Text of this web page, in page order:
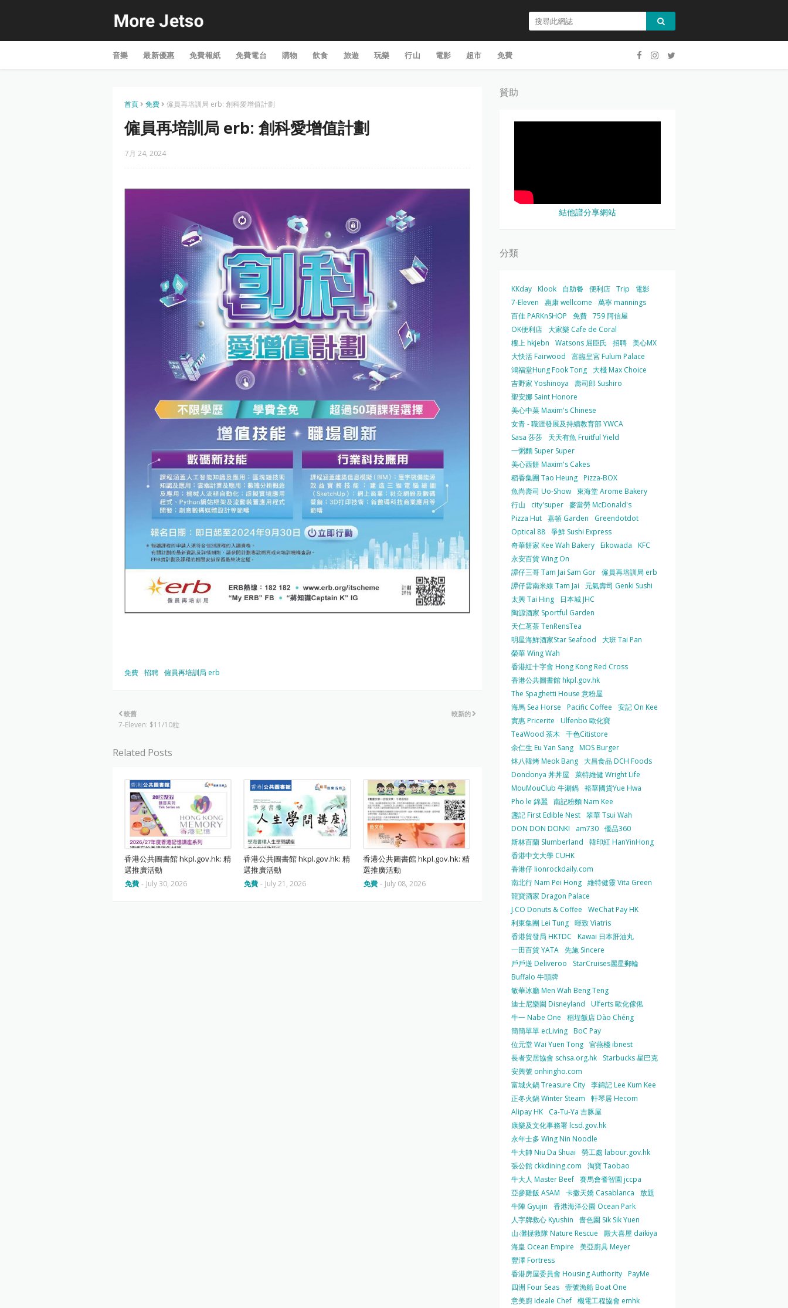
音樂 最新優惠 免費報紙 免費電台 購物 飲食 旅遊 玩樂 行山 電影 超市 免費
首頁 免費 僱員再培訓局 erb: 創科愛增值計劃
僱員再培訓局 erb: 創科愛增值計劃
7月 24, 2024
免費 招聘 僱員再培訓局 erb
較新的
較舊
7-Eleven: $11/10粒
Related Posts
香港公共圖書館 hkpl.gov.hk: 精
選推廣活動
免費 - July 30, 2026
香港公共圖書館 hkpl.gov.hk: 精
選推廣活動
免費 - July 21, 2026
香港公共圖書館 hkpl.gov.hk: 精
選推廣活動
免費 - July 08, 2026
贊助
結他譜分享網站
分類
KKday Klook 自助餐 便利店 Trip
電影
7-Eleven
惠康 wellcome
萬寧 mannings
百佳 PARKnSHOP
免費 759 阿信屋
OK便利店 大家樂 Cafe de Coral
樓上 hkjebn
Watsons 屈臣氏 招聘 美心MX
大快活 Fairwood
富臨皇宮 Fulum Palace
鴻福堂Hung Fook Tong 大棧 Max Choice
吉野家 Yoshinoya
壽司郎 Sushiro
聖安娜 Saint Honore
美心中菜 Maxim's Chinese
女青 - 職涯發展及持續教育部 YWCA
Sasa 莎莎
天天有魚 Fruitful Yield
一粥麵 Super Super
美心西餅 Maxim's Cakes
稻香集團 Tao Heung Pizza-BOX
魚尚壽司 Uo-Show 東海堂 Arome Bakery
行山
city'super 麥當勞 McDonald's
Pizza Hut 嘉頓 Garden
Greendotdot
Optical 88 爭鮮 Sushi Express
奇華餅家 Kee Wah Bakery Eikowada
KFC
永安百貨 Wing On
譚仔三哥 Tam Jai Sam Gor 僱員再培訓局 erb
譚仔雲南米線 Tam Jai
元氣壽司 Genki Sushi
太興 Tai Hing
日本城 JHC
陶源酒家 Sportful Garden
天仁茗茶 TenRensTea
明星海鮮酒家Star Seafood
大班 Tai Pan
榮華 Wing Wah
香港紅十字會 Hong Kong Red Cross
香港公共圖書館 hkpl.gov.hk
The Spaghetti House 意粉屋
海馬 Sea Horse
Pacific Coffee
安記 On Kee
實惠 Pricerite
Ulfenbo 歐化寶
TeaWood 茶木 千色Citistore
余仁生 Eu Yan Sang MOS Burger
炑八韓烤 Meok Bang 大昌食品 DCH Foods
Dondonya 丼丼屋
萊特維健 Wright Life
MouMouClub 牛涮鍋 裕華國貨Yue Hwa
Pho le 錦麗 南記粉麵 Nam Kee
盞記 First Edible Nest 翠華 Tsui Wah
DON DON DONKI
am730 優品360
斯林百蘭 Slumberland
韓印紅 HanYinHong
香港中文大學 CUHK
香港仔 lionrockdaily.com
南北行 Nam Pei Hong 維特健靈 Vita Green
龍寶酒家 Dragon Palace
J.CO Donuts & Coffee
WeChat Pay HK
利東集團 Lei Tung 暉致 Viatris
香港貿發局 HKTDC
Kawai 日本肝油丸
一田百貨 YATA 先施 Sincere
戶戶送 Deliveroo
StarCruises麗星郵輪
Buffalo 牛頭牌
敏華冰廳 Men Wah Beng Teng
迪士尼樂園 Disneyland
Ulferts 歐化傢俬
牛一 Nabe One
稻埕飯店 Dào Chéng
簡簡單單 ecLiving BoC Pay
位元堂 Wai Yuen Tong 官燕棧 ibnest
長者安居協會 schsa.org.hk
Starbucks 星巴克
安興號 onhingho.com
富城火鍋 Treasure City 李錦記 Lee Kum Kee
正冬火鍋 Winter Steam
軒琴居 Hecom
Alipay HK
Ca-Tu-Ya 吉豚屋
康樂及文化事務署 lcsd.gov.hk
永年士多 Wing Nin Noodle
牛大帥 Niu Da Shuai
勞工處 labour.gov.hk
張公館 ckkdining.com
淘寶 Taobao
牛大人 Master Beef 賽馬會耆智園 jccpa
亞參雞飯 ASAM
卡撒天嬌 Casablanca
放題
牛陣 Gyujin
香港海洋公園 Ocean Park
人字牌救心 Kyushin
嗇色園 Sik Sik Yuen
山‧灘拯救隊 Nature Rescue
殿大喜屋 daikiya
海皇 Ocean Empire
美亞廚具 Meyer
豐澤 Fortress
香港房屋委員會 Housing Authority PayMe
四洲 Four Seas 壹號漁船 Boat One
意美廚 Ideale Chef 機電工程協會 emhk